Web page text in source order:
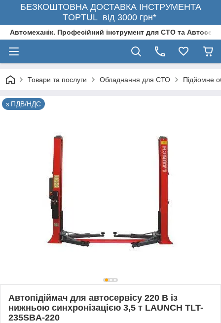
БЕЗКОШТОВНА ДОСТАВКА ІНСТРУМЕНТА
TOPTUL від 3000 грн*
Автомеханік. Професійний інструмент для СТО та
Товари та послуги Обладнання для СТО Підйомне
з ПДВ/НДС
Автопідіймач для автосервісу 220 В із
нижньою синхронізацією 3,5 т LAUNCH TLT-
235SBA-220